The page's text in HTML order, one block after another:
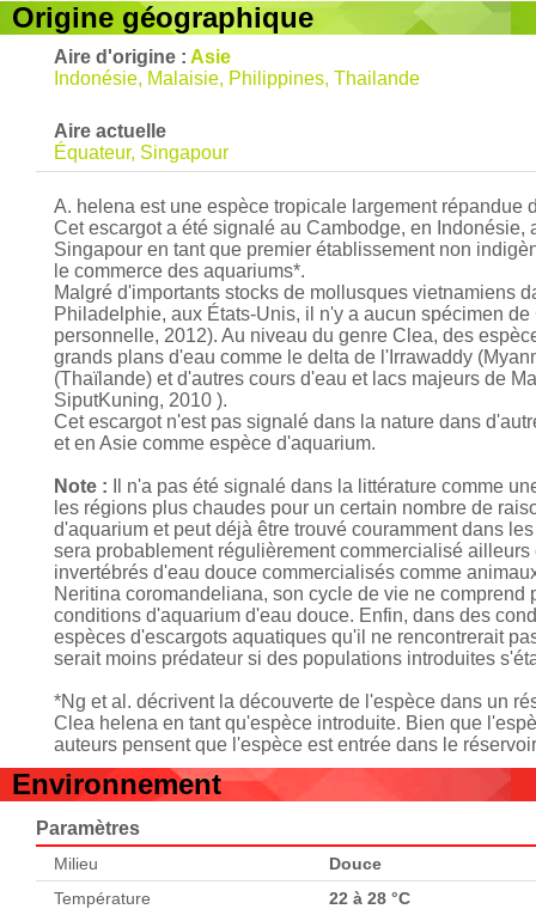
Origine géographique
Aire d'origine : Asie
Indonésie, Malaisie, Philippines, Thailande
Aire actuelle
Équateur, Singapour
A. helena est une espèce tropicale largement répandue
Cet escargot a été signalé au Cambodge, en
Singapour en tant que premier établissement non
le commerce des aquariums*.
Malgré d'importants stocks de mollusques vietnamiens
Philadelphie, aux États-Unis, il n'y a aucun spécimen
personnelle, 2012). Au niveau du genre Clea, des
grands plans d'eau comme le delta de l'Irrawaddy
(Thaïlande) et d'autres cours d'eau et lacs majeurs de
SiputKuning, 2010 ).
Cet escargot n'est pas signalé dans la nature dans
et en Asie comme espèce d'aquarium.
Note :
Il n'a pas été signalé dans la littérature comme
les régions plus chaudes pour un certain nombre de
d'aquarium et peut déjà être trouvé couramment dans
sera probablement régulièrement commercialisé
invertébrés d'eau douce commercialisés comme
Neritina coromandeliana, son cycle de vie ne
conditions d'aquarium d'eau douce. Enfin, dans des
espèces d'escargots aquatiques qu'il ne rencontrerait
serait moins prédateur si des populations introduites
*Ng et al. décrivent la découverte de l'espèce dans un
Clea helena en tant qu'espèce introduite. Bien que
auteurs pensent que l'espèce est entrée dans le
Environnement
Paramètres
Milieu
Douce
Température
22 à 28 °C